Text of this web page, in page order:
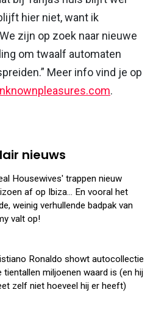
hier niet, want ik
zijn op zoek naar nieuwe
om twaalf automaten
Meer info vind je op
.
nieuws
Housewives' trappen nieuw
af op Ibiza... En vooral het
weinig verhullende badpak van
valt op!
Ronaldo showt autocollectie
tientallen miljoenen waard is (en hij
zelf niet hoeveel hij er heeft)